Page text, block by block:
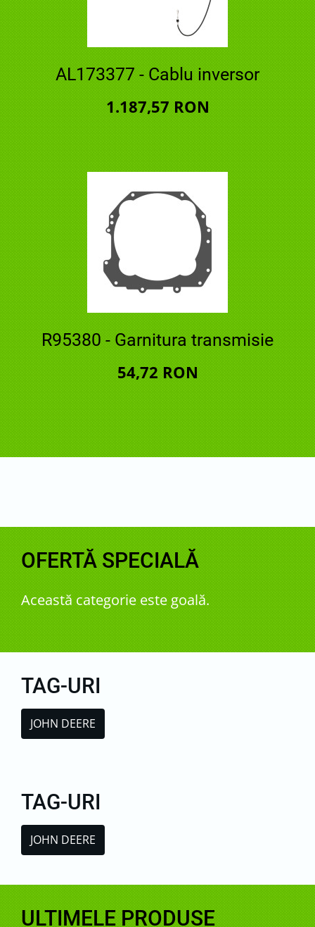
AL173377 - Cablu inversor
1.187,57 RON
R95380 - Garnitura transmisie
54,72 RON
OFERTĂ SPECIALĂ
Această categorie este goală.
TAG-URI
JOHN DEERE
TAG-URI
JOHN DEERE
ULTIMELE PRODUSE